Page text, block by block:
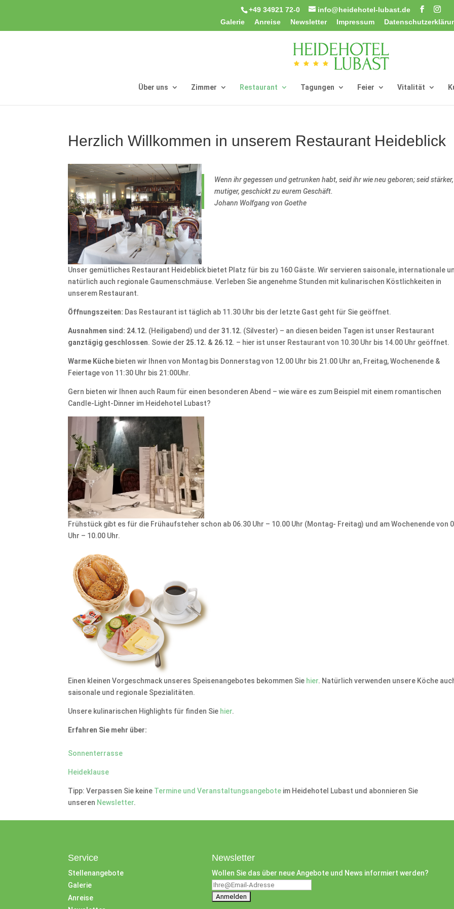
+49 34921 72-0
info@heidehotel-lubast.de
Galerie
Anreise Newsletter Impressum
Über uns Zimmer Restaurant Tagungen Feier Vitalität
Herzlich Willkommen in unserem Restaurant Heideblick
Wenn ihr gegessen und getrunken habt, seid ihr wie neu geboren; seid stärker,
mutiger, geschickt zu eurem Geschäft.
Johann Wolfgang von Goethe
Unser gemütliches Restaurant Heideblick bietet Platz für bis zu 160 Gäste. Wir servieren saisonale, internationale
natürlich auch regionale Gaumenschmäuse. Verleben Sie angenehme Stunden mit kulinarischen Köstlichkeiten in
unserem Restaurant.
Öffnungszeiten: Das Restaurant ist täglich ab 11.30 Uhr bis der letzte Gast geht für Sie geöffnet.
Ausnahmen sind: 24.12. (Heiligabend) und der31.12. (Silvester) – an diesen beiden Tagen ist unser Restaurant
ganztägig geschlossen. Sowie der 25.12. & 26.12. – hier ist unser Restaurant von 10.30 Uhr bis 14.00 Uhr geöffnet.
Warme Küche bieten wir Ihnen von Montag bis Donnerstag von 12.00 Uhr bis 21.00 Uhr an, Freitag, Wochenende &
Feiertage von 11:30 Uhr bis 21:00Uhr.
Gern bieten wir Ihnen auch Raum für einen besonderen Abend – wie wäre es zum Beispiel mit einem romantischen
Candle-Light-Dinner im Heidehotel Lubast?
Frühstück gibt es für die Frühaufsteher schon ab 06.30 Uhr – 10.00 Uhr (Montag- Freitag) und am Wochenende von
Uhr – 10.00 Uhr.
Einen kleinen Vorgeschmack unseres Speisenangebotes bekommen Sie hier. Natürlich verwenden unsere Köche
saisonale und regionale Spezialitäten.
Unsere kulinarischen Highlights für finden Sie hier.
Erfahren Sie mehr über:
Sonnenterrasse
Heideklause
Tipp: Verpassen Sie keine Termine und Veranstaltungsangebote im Heidehotel Lubast und abonnieren Sie
unseren Newsletter.
Service
Stellenangebote
Galerie
Anreise
Newsletter
Wollen Sie das über neue Angebote und News informiert werden?